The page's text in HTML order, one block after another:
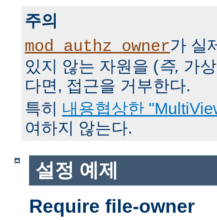
주의
mod_authz_owner가 실
있지 않는 자원을 (즉, 가
다면, 접근을 거부한다.
특히 내용협상한
여하지 않는다.
설정 예제
Require file-owner